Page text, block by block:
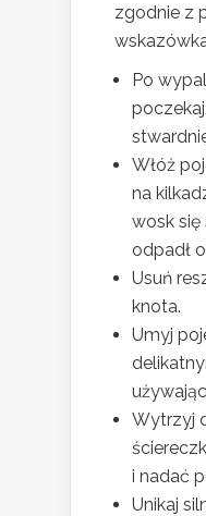
zgodnie z
Po
Włóż
na
wosk się
odpadł
Usuń
knota.
Umyj
Wytrzyj
i nadać
Unikaj